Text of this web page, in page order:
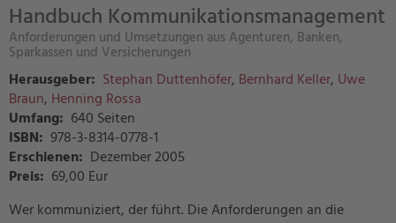
Handbuch Kommunikationsmanagement
Anforderungen und Umsetzungen aus Agenturen, Banken,
Sparkassen und Versicherungen
Herausgeber: Stephan Duttenhöfer, Bernhard Keller, Uwe
Braun, Henning Rossa
Umfang: 640 Seiten
ISBN: 978-3-8314-0778-1
Erschienen: Dezember 2005
Preis: 69,00 Eur
Wer kommuniziert, der führt. Die Anforderungen an die